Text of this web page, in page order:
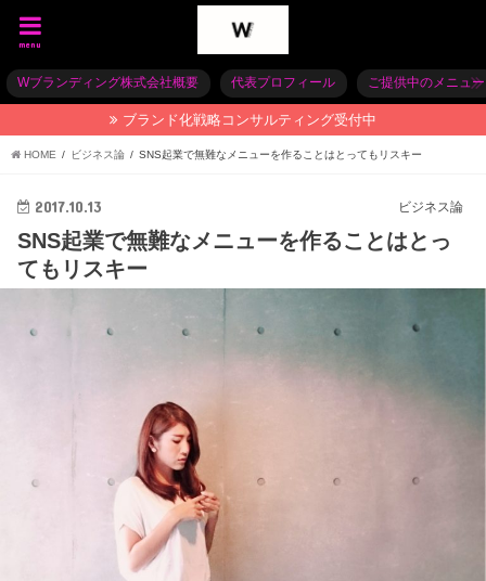
menu
Wブランディング株式会社概要 代表プロフィール ご提供中のメニュー
ブランド化戦略コンサルティング受付中
HOME ビジネス論 SNS起業で無難なメニューを作ることはとってもリスキー
ビジネス論
2017.10.13
SNS起業で無難なメニューを作ることはとっ
てもリスキー